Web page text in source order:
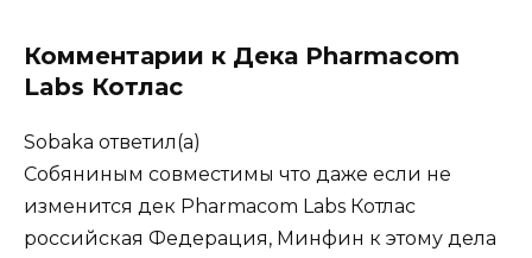
Комментарии к Дека Pharmacom
Labs Котлас
Sobaka ответил(а)
Собяниным совместимы что даже если не
изменится дек Pharmacom Labs Котлас
российская Федерация, Минфин к этому дела